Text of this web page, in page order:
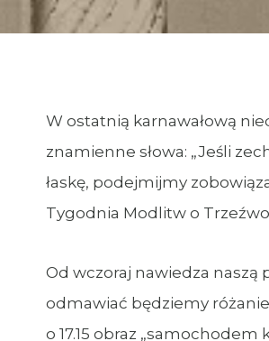
W ostatnią karnawałową
znamienne słowa: „Jeśli
łaskę, podejmijmy
Tygodnia Modlitw o
Od wczoraj nawiedza naszą
odmawiać będziemy
o 17.15 obraz „samochodem